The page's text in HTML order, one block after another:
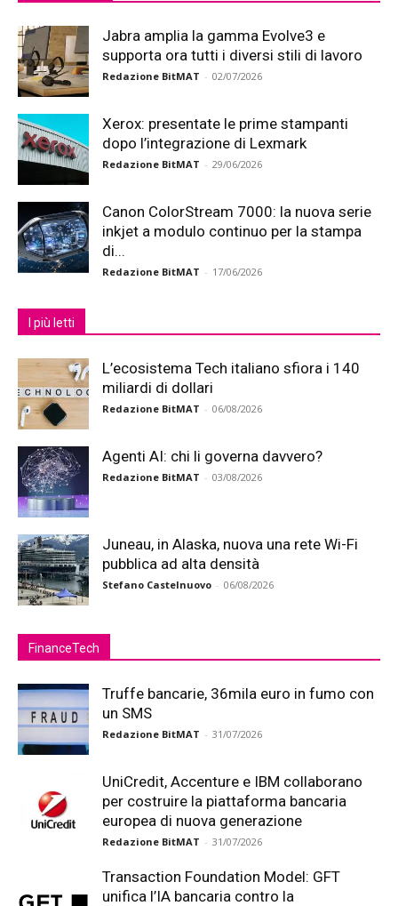
Jabra amplia la gamma Evolve3 e
supporta ora tutti i diversi stili di lavoro
Redazione BitMAT - 02/07/2026
Xerox: presentate le prime stampanti
dopo l’integrazione di Lexmark
Redazione BitMAT - 29/06/2026
Canon ColorStream 7000: la nuova serie
inkjet a modulo continuo per la stampa
di...
Redazione BitMAT - 17/06/2026
I più letti
L’ecosistema Tech italiano sfiora i 140
miliardi di dollari
Redazione BitMAT - 06/08/2026
Agenti AI: chi li governa davvero?
Redazione BitMAT - 03/08/2026
Juneau, in Alaska, nuova una rete Wi-Fi
pubblica ad alta densità
Stefano Castelnuovo - 06/08/2026
FinanceTech
Truffe bancarie, 36mila euro in fumo con
un SMS
Redazione BitMAT - 31/07/2026
UniCredit, Accenture e IBM collaborano
per costruire la piattaforma bancaria
europea di nuova generazione
Redazione BitMAT - 31/07/2026
Transaction Foundation Model: GFT
unifica l’IA bancaria contro la